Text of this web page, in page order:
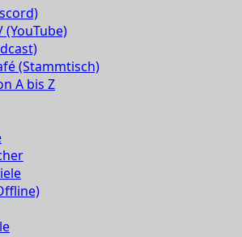
(YouTube)
(Stammtisch)
A bis Z